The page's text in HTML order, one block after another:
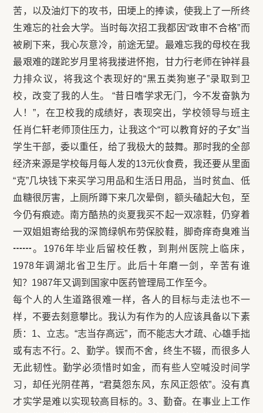
苦，以及油灯下的攻书，田埂上的捧读，使我上了一所终
生难忘的社会大学。当时每次招工我都因“政审不合格”而
被刷下来，我心灰意冷，前途无望。最难忘我的母校在我
最艰难的蹉跎岁月里将我搂进怀抱，甘力行老师在钟祥县
力排众议，将我这个表现好的“黑五类狗崽子”录取到卫
校，改变了我的人生。 “昔日嗜学求无门，今不发奋孰为
人！”，在卫校我的成绩好，表现突出，学校领导与班主
任肖仁轩老师顶住压力，让我这个“可以教育好的子女”当
学生干部，委以重任，给了我极大的鼓舞。那时我的全部
经济来源是学校每月每人发的13元伙食费，我还要从里面
“克”几块钱下来买学习用品和生活日用品，当时贫血、低
血糖很厉害，上厕所蹲下来几次晕倒，额头磕起大包，至
今仍有痕迹。南方酷热的炎夏我买不起一双凉鞋，仍穿着
一双姐姐寄给我的深筒绿帆布劳保胶鞋，脚奇痒奇臭难当
┅┅。1976年毕业后留校任教，到荆州医院上临床，
1978年调湖北省卫生厅。此后十年磨一剑，辛苦有谁
知？1987年又调到国家中医药管理局工作至今。
每个人的人生道路很难一样，各人的目标与走法也不一
样，不要去刻意攀比。我认为有作为的人应该具备以下素
质：1、立志。“志当存高远”，而不能志大才疏、心雄手拙
或有志不行。2、勤学。锲而不舍，终生不辍，而很多人
无此韧性。勤学必须惜时如金，而有些人空喊没时间学
习，却任光阴荏苒，“君莫怨东风，东风正怨侬”。没有真
才实学是难以实现较高目标的。3、勤奋。在事业上工作